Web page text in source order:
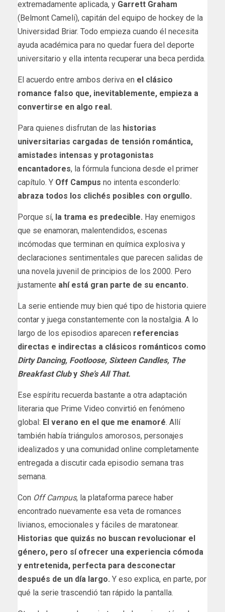
extremadamente aplicada, y Garrett Graham
(Belmont Cameli), capitán del equipo de hockey de la
Universidad Briar. Todo empieza cuando él necesita
ayuda académica para no quedar fuera del deporte
universitario y ella intenta recuperar una beca perdida.
El acuerdo entre ambos deriva en el clásico
romance falso que, inevitablemente, empieza a
convertirse en algo real.
Para quienes disfrutan de las historias
universitarias cargadas de tensión romántica,
amistades intensas y protagonistas
encantadores, la fórmula funciona desde el primer
capítulo. Y Off Campus no intenta esconderlo:
abraza todos los clichés posibles con orgullo.
Porque sí, la trama es predecible. Hay enemigos
que se enamoran, malentendidos, escenas
incómodas que terminan en química explosiva y
declaraciones sentimentales que parecen salidas de
una novela juvenil de principios de los 2000. Pero
justamente ahí está gran parte de su encanto.
La serie entiende muy bien qué tipo de historia quiere
contar y juega constantemente con la nostalgia. A lo
largo de los episodios aparecen referencias
directas e indirectas a clásicos románticos como
Dirty Dancing, Footloose, Sixteen Candles, The
Breakfast Cluby She’s All That.
Ese espíritu recuerda bastante a otra adaptación
literaria que Prime Video convirtió en fenómeno
global: El verano en el que me enamoré. Allí
también había triángulos amorosos, personajes
idealizados y una comunidad online completamente
entregada a discutir cada episodio semana tras
semana.
Con Off Campus, la plataforma parece haber
encontrado nuevamente esa veta de romances
livianos, emocionales y fáciles de maratonear.
Historias que quizás no buscan revolucionar el
género, pero sí ofrecer una experiencia cómoda
y entretenida, perfecta para desconectar
después de un día largo. Y eso explica, en parte, por
qué la serie trascendió tan rápido la pantalla.